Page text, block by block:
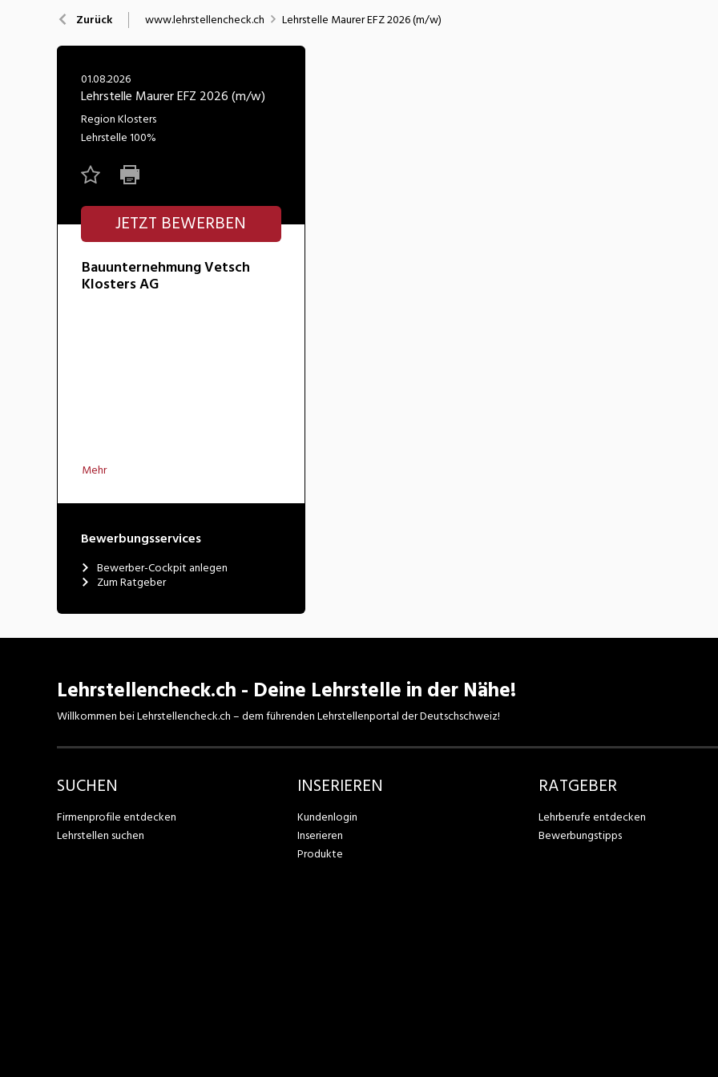
Nahrung
Wirtschaft/Verwaltung
Zurück www.lehrstellencheck.ch Lehrstelle Maurer EFZ 2026 (m/w)
01.08.2026
Lehrstelle Maurer EFZ 2026 (m/w)
Region Klosters
Lehrstelle100%
JETZT BEWERBEN
Bauunternehmung Vetsch
Klosters AG
Mehr
Bewerbungsservices
Bewerber-Cockpit anlegen
Zum Ratgeber
Lehrstellencheck.ch - Deine Lehrstelle in der Nähe!
Willkommen bei Lehrstellencheck.ch – dem führenden Lehrstellenportal der Deutschschweiz!
SUCHEN
Firmenprofile entdecken
Lehrstellen suchen
INSERIEREN
Kundenlogin
Inserieren
Produkte
RATGEBER
Lehrberufe entdecken
Bewerbungstipps